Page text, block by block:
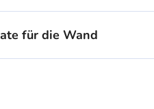
für die Wand